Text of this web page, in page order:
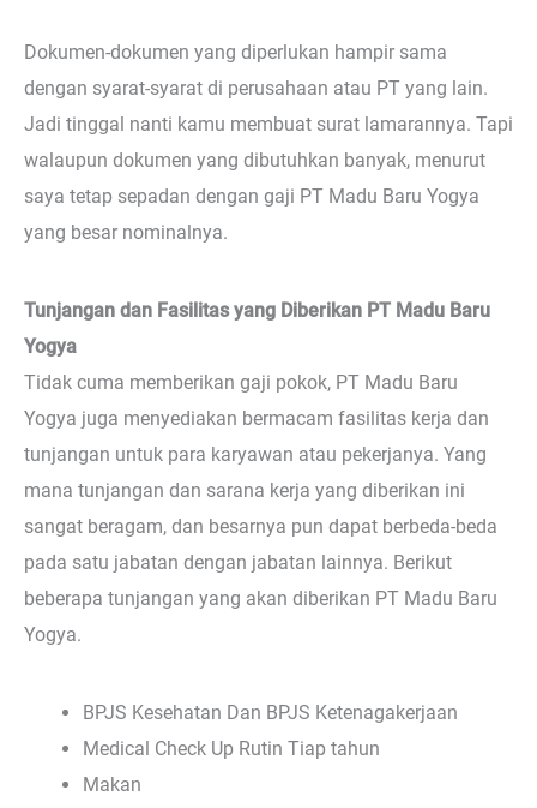
Dokumen-dokumen yang diperlukan hampir sama
dengan syarat-syarat di perusahaan atau PT yang lain.
Jadi tinggal nanti kamu membuat surat lamarannya. Tapi
walaupun dokumen yang dibutuhkan banyak, menurut
saya tetap sepadan dengan gaji PT Madu Baru Yogya
yang besar nominalnya.
Tunjangan dan Fasilitas yang Diberikan PT Madu Baru
Yogya
Tidak cuma memberikan gaji pokok, PT Madu Baru
Yogya juga menyediakan bermacam fasilitas kerja dan
tunjangan untuk para karyawan atau pekerjanya. Yang
mana tunjangan dan sarana kerja yang diberikan ini
sangat beragam, dan besarnya pun dapat berbeda-beda
pada satu jabatan dengan jabatan lainnya. Berikut
beberapa tunjangan yang akan diberikan PT Madu Baru
Yogya.
BPJS Kesehatan Dan BPJS Ketenagakerjaan
Medical Check Up Rutin Tiap tahun
Makan